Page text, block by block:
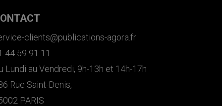
clients@publications-agora.fr
44 59 91 11
Lundi au Vendredi, 9h-13h et 14h-17h
Rue Saint-Denis,
PARIS